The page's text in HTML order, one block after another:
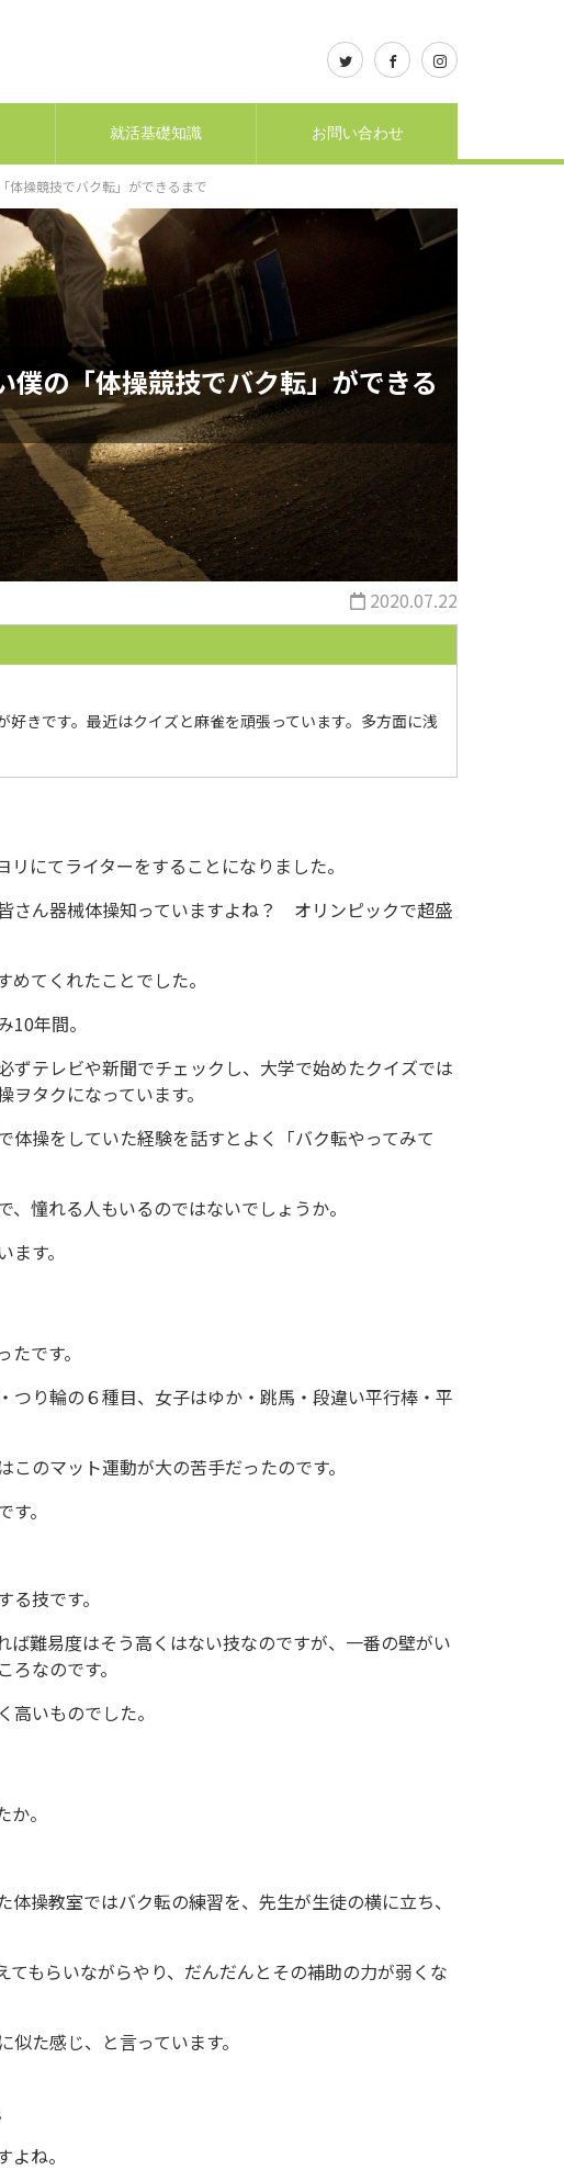
就活基礎知識 お問い合わせ
体操競技でバク転」ができるまで
の「体操競技でバク転」ができる
2020.07.22
きです。最近はクイズと麻雀を頑張っています。多方面に浅
にてライターをすることになりました。
さん器械体操知っていますよね？ オリンピックで超盛
てくれたことでした。
年間。
テレビや新聞でチェックし、大学で始めたクイズでは
タクになっています。
操をしていた経験を話すとよく「バク転やってみて
憧れる人もいるのではないでしょうか。
す。
です。
り輪の６種目、女子はゆか・跳馬・段違い平行棒・平
のマット運動が大の苦手だったのです。
。
技です。
難易度はそう高くはない技なのですが、一番の壁がい
なのです。
いものでした。
。
操教室ではバク転の練習を、先生が生徒の横に立ち、
もらいながらやり、だんだんとその補助の力が弱くな
た感じ、と言っています。
ね。